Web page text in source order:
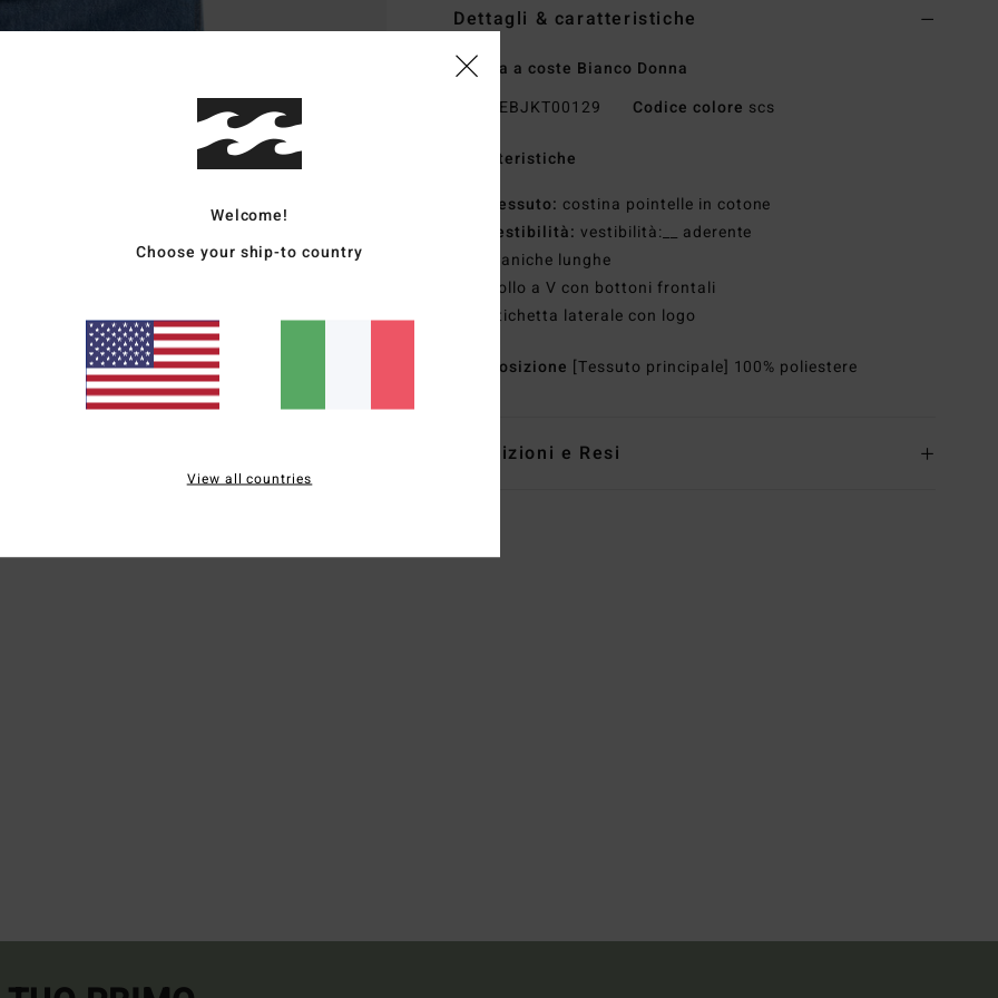
Dettagli & caratteristiche
Maglia a coste Bianco Donna
EBJKT00129 Codice colore scs
Caratteristiche
Tessuto: costina pointelle in cotone
vestibilità: vestibilità:__ aderente
Maniche lunghe
Collo a V con bottoni frontali
Etichetta laterale con logo
Composizione [Tessuto principale] 100% poliestere
Spedizioni e Resi
Welcome!
Choose your ship-to country
View all countries